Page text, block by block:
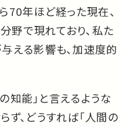
70年ほど経った現在、
野で現れており、私た
える影響も、加速度的
知能」と言えるような
、どうすれば「人間の